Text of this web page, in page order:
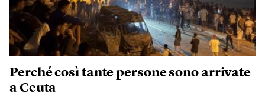
Perché così tante persone sono arrivate
a Ceuta